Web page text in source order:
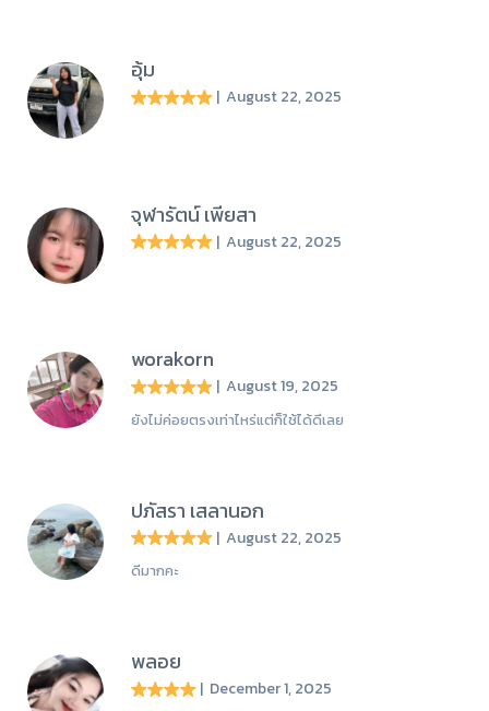
อุ้ม
| August 22, 2025
จุฬารัตน์ เพียสา
| August 22, 2025
worakorn
| August 19, 2025
ยังไม่ค่อยตรงเท่าไหร่แต่ก็ใช้ได้ดีเลย
ปภัสรา เสลานอก
| August 22, 2025
ดีมากคะ
พลอย
| December 1, 2025